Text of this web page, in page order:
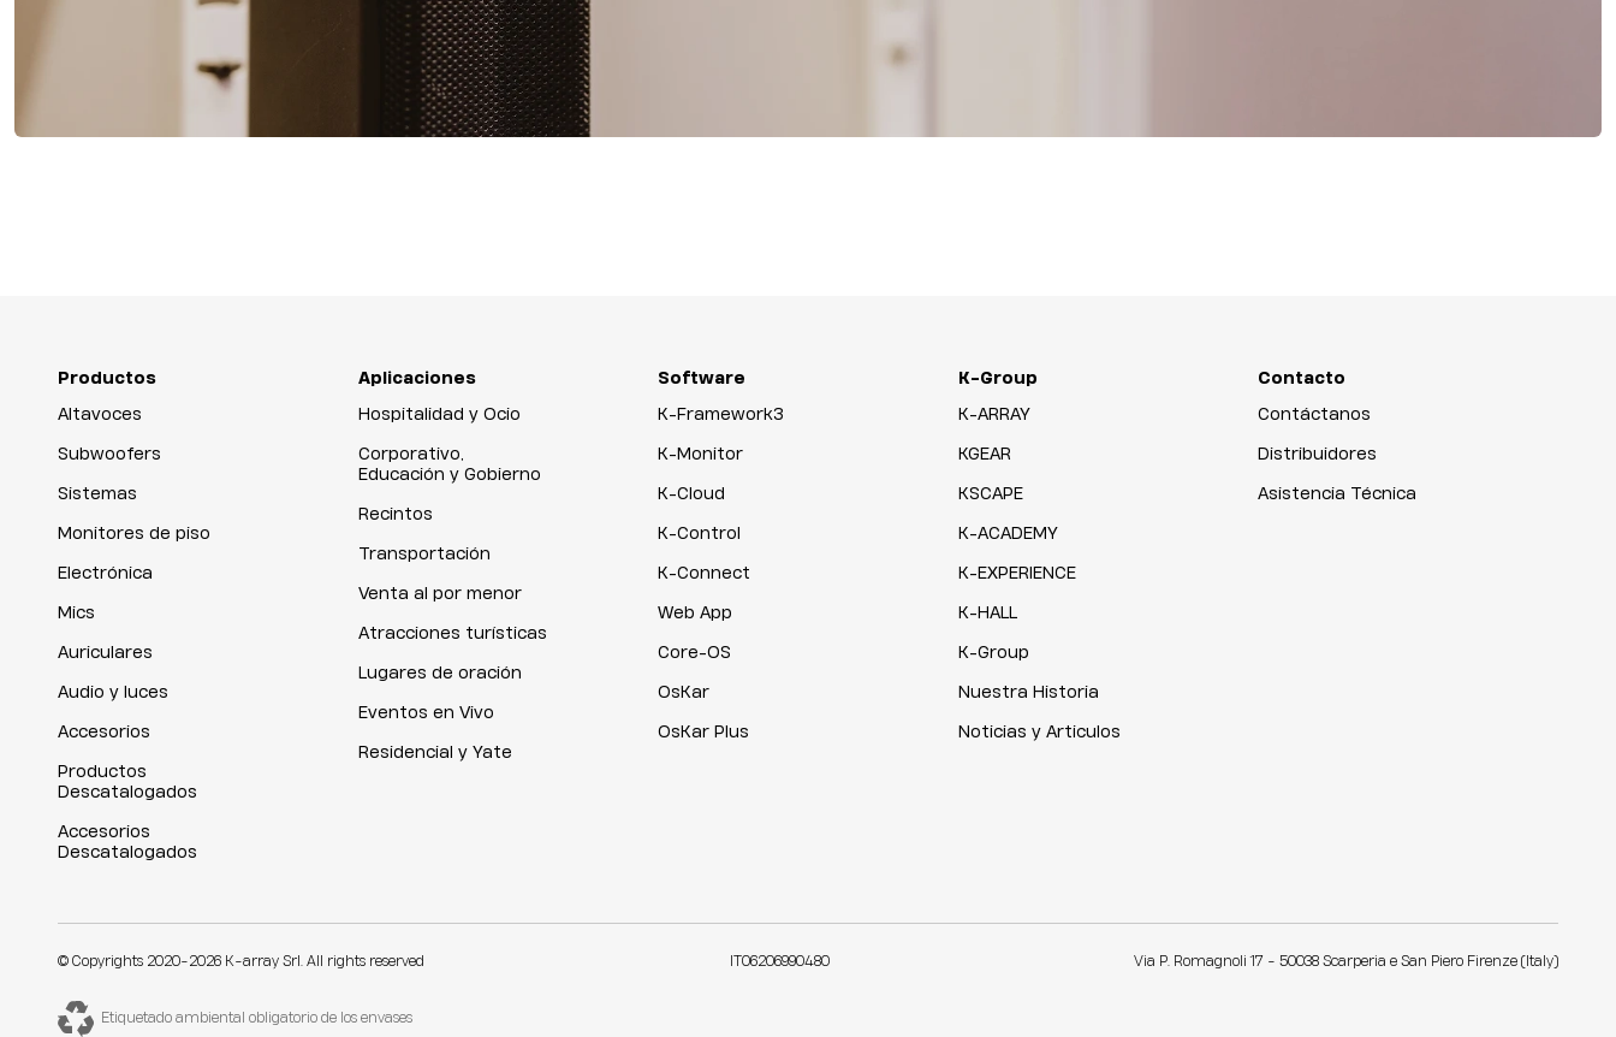
Productos
Altavoces
Subwoofers
Sistemas
Monitores de piso
Electrónica
Mics
Auriculares
Audio y luces
Accesorios
Productos
Descatalogados
Accesorios
Descatalogados
Aplicaciones
Hospitalidad y Ocio
Corporativo,
Educación y Gobierno
Recintos
Transportación
Venta al por menor
Atracciones turísticas
Lugares de oración
Eventos en Vivo
Residencial y Yate
Software
K-Framework3
K-Monitor
K-Cloud
K-Control
K-Connect
Web App
Core-OS
OsKar
OsKar Plus
K-Group
K-ARRAY
KGEAR
KSCAPE
K-ACADEMY
K-EXPERIENCE
K-HALL
K-Group
Nuestra Historia
Noticias y Articulos
Contacto
Contáctanos
Distribuidores
Asistencia Técnica
© Copyrights 2020-2026 K-array Srl. All rights reserved IT06206990480 Via P. Romagnoli 17 - 50038 Scarperia e San Piero Firenze (Italy)
Etiquetado ambiental obligatorio de los envases